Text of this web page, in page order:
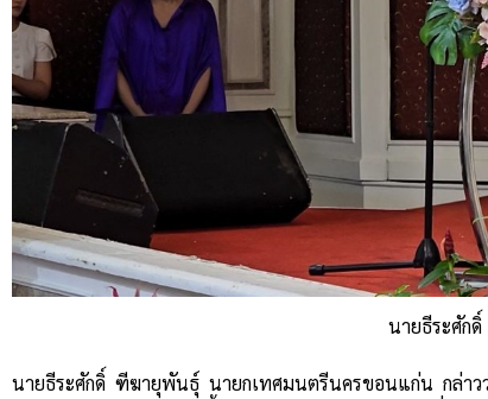
นายธีระศัก
นายธีระศักดิ์ ฑีฆายุพันธุ์ นายกเทศมนตรีนครขอนแก่น กล่